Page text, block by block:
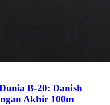
B-20: Danish
Akhir 100m